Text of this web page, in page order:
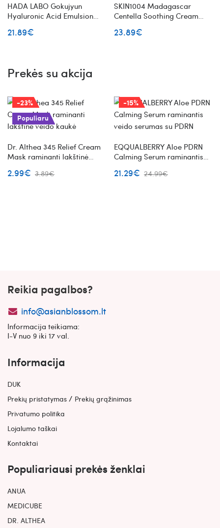
HADA LABO Gokujyun
Hyaluronic Acid Emulsion
rūgštimi
21.89€
SKIN1004 Madagascar
Centella Soothing Cream
azijine centele
23.89€
Prekės su akcija
-23%
Populiaru
Dr. Althea 345 Relief Cream
Mask raminanti lakštinė
2.99€ 3.89€
-15%
EQQUALBERRY Aloe PDRN
Calming Serum raminantis
21.29€ 24.99€
Reikia pagalbos?
info@asianblossom.lt
Informacija teikiama:
I-V nuo 9 iki 17 val.
Informacija
DUK
Prekių pristatymas / Prekių grąžinimas
Privatumo politika
Lojalumo taškai
Kontaktai
Populiariausi prekės ženklai
ANUA
MEDICUBE
DR. ALTHEA